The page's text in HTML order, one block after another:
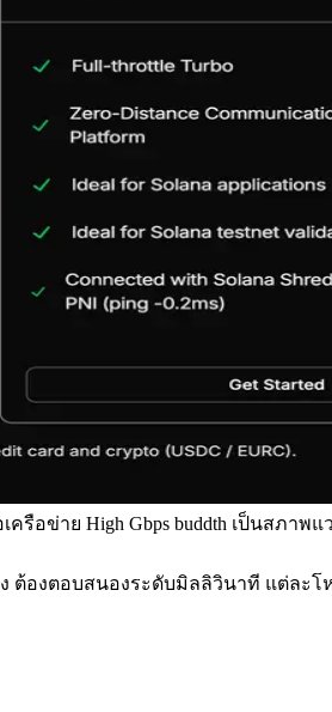
ครือข่าย High Gbps buddth เป็นสภา
ง ต้องตอบสนองระดับมิลลิวินาที แต่ละ